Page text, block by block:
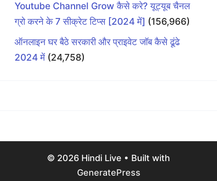
Youtube Channel Grow कैसे करे? यूट्यूब चैनल
ग्रो करने के 7 सीक्रेट टिप्स [2024 में] (156,966)
ऑनलाइन घर बैठे सरकारी और प्राइवेट जॉब कैसे ढूंढे
2024 में (24,758)
© 2026 Hindi Live • Built with
GeneratePress